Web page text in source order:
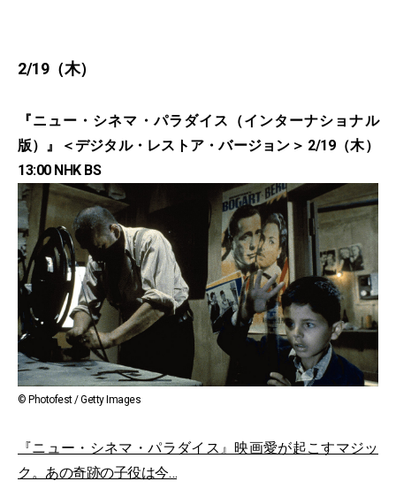
2/19（木）
『ニュー・シネマ・パラダイス（インターナショナル
版）』＜デジタル・レストア・バージョン＞ 2/19（木）
13:00 NHK BS
© Photofest / Getty Images
『ニュー・シネマ・パラダイス』映画愛が起こすマジッ
ク。あの奇跡の子役は今…